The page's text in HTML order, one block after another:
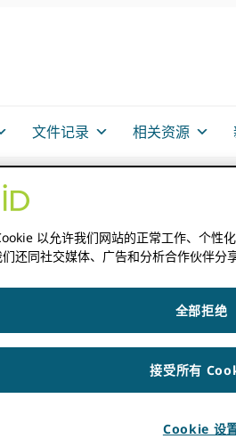
文件记录 相关资源
务范围
商所做的一切的中心。 准确的作
资金和资源使用归属以及支持同行
以允许我们网站的正常工作、个性
还同社交媒体、广告和分析合作伙伴分
全部拒绝
接受所有
Cookie 设